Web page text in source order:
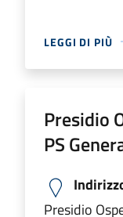
LEGGI DI PIÙ
Presidio
PS
Presidio